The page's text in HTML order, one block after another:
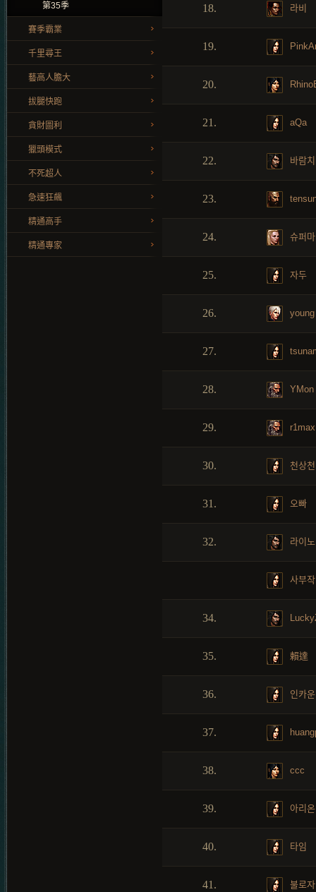
第35季
賽季霸業
千里尋王
藝高人膽大
拔腿快跑
貪財圖利
獵頭模式
不死超人
急速狂飆
精通高手
精通專家
18. 라비
19.
20.
21. aQa
22. 바람치
23.
24. 슈퍼
25. 자두
26. young
27.
28. YMon
29. r1max
30. 천상천
31. 오빠
32. 라이노
사부작
34.
35. 賴達
36. 인카
37.
38. ccc
39. 아리
40. 타임
41. 불로자